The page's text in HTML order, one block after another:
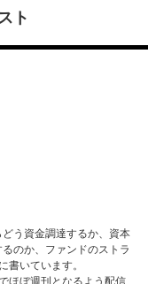
ト
う資金調達するか、資本
のか、ファンドのストラ
書いています。